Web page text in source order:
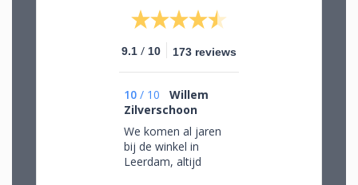
9.1 / 10 173 reviews
10 / 10
Willem
Zilverschoon
We komen al jaren
bij de winkel in
Leerdam, altijd